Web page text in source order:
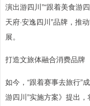
演出游四川”“跟着美食游
天府·安逸四川”品牌，推
展。
打造文旅体融合消费品牌
如今，“跟着赛事去旅行”
游四川”实施方案》提出